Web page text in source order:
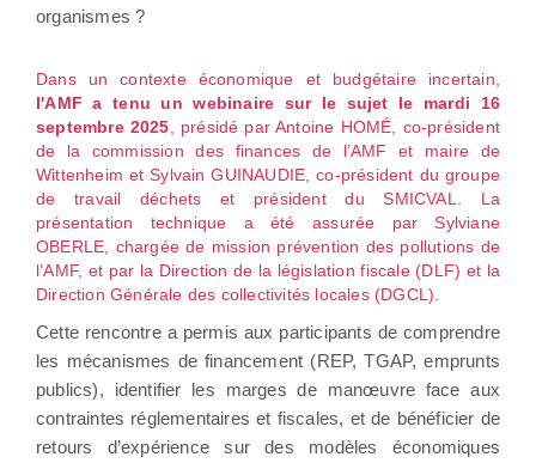
organismes ?
Dans un contexte économique et budgétaire incertain,
l'AMF a tenu un webinaire sur le sujet le mardi 16
septembre 2025 , présidé par Antoine HOMÉ, co-président
de la commission des finances de l’AMF et maire de
Wittenheim et Sylvain GUINAUDIE, co-président du groupe
de travail déchets et président du SMICVAL. La
présentation technique a été assurée par Sylviane
OBERLE, chargée de mission prévention des pollutions de
l’AMF, et par la Direction de la législation fiscale (DLF) et la
Direction Générale des collectivités locales (DGCL).
Cette rencontre a permis aux participants de comprendre
les mécanismes de financement (REP, TGAP, emprunts
publics), identifier les marges de manœuvre face aux
contraintes réglementaires et fiscales, et de bénéficier de
retours d’expérience sur des modèles économiques